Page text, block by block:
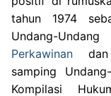
tahun 1974
Undang-
Perkawinan dan
samping
Kompilasi